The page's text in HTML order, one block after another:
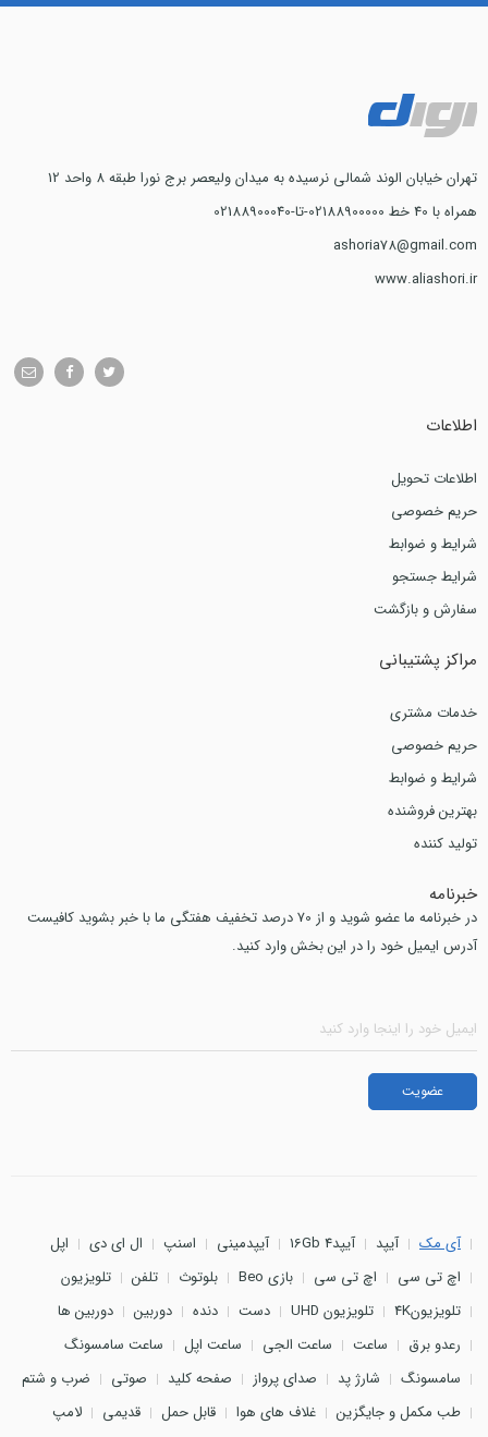
تهران خیابان الوند شمالی نرسیده به میدان ولیعصر برج نورا طبقه 8 واحد 12
همراه با 40 خط 02188900000-تا-02188900040
ashoria78@gmail.com
www.aliashori.ir
اطلاعات
اطلاعات تحویل
حریم خصوصی
شرایط و ضوابط
شرایط جستجو
سفارش و بازگشت
مراکز پشتیبانی
خدمات مشتری
حریم خصوصی
شرایط و ضوابط
بهترین فروشنده
تولید کننده
خبرنامه
در خبرنامه ما عضو شوید و از 70 درصد تخفیف هفتگی ما با خبر بشوید کافیست
آدرس ایمیل خود را در این بخش وارد کنید.
آی مک آیپد آیپد4 16Gb آیپدمینی اسنپ ال ای دی
اپل
اچ تی سی
اچ تی سی بازی Beo بلوتوث تلفن
تلویزیون
تلویزیون4K
تلویزیون UHD دست دنده دوربین
دوربین ها
رعدو برق
ساعت ساعت الجی ساعت اپل
ساعت سامسونگ
سامسونگ
شارژ پد صدای پرواز صفحه کلید صوتی
ضرب و شتم
طب مکمل و جایگزین
غلاف های هوا قابل حمل قدیمی
لامپ